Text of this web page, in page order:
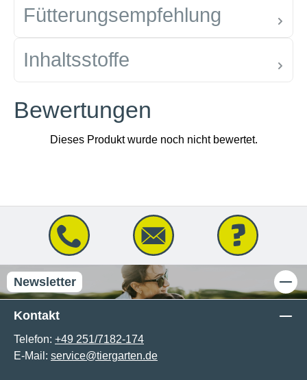
Fütterungsempfehlung
Inhaltsstoffe
Bewertungen
Newsletter
Kontakt
Telefon: +49 251/7182-174
E-Mail: service@tiergarten.de